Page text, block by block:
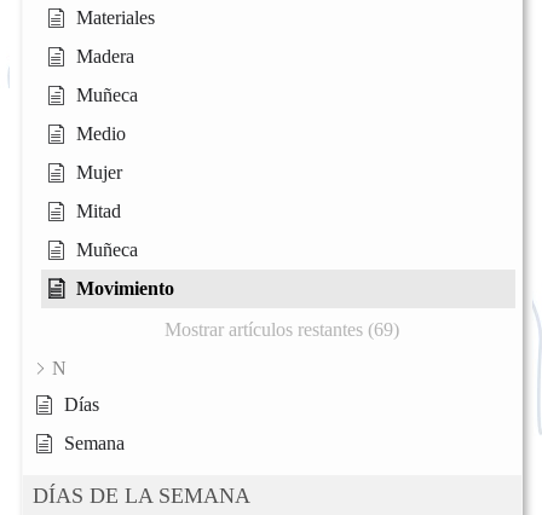
Materiales
Madera
Muñeca
Medio
Mujer
Mitad
Muñeca
Movimiento
Mostrar artículos restantes (69)
N
Días
Semana
DÍAS DE LA SEMANA